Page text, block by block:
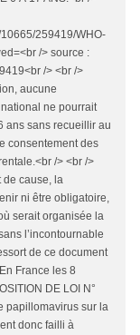
259419/WHO-
/> source :
/> <br />
aucune
ne pourrait
ans sans recueillir au
consentement des
/> <br />
de cause, la
ni être obligatoire,
serait organisée la
l’incontournable
de ce document
France les 8
DE LOI N°
papillomavirus sur la
donc failli à